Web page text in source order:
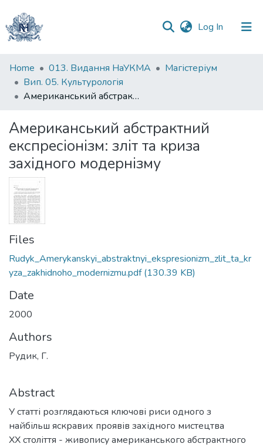
Log In (current)
Communities
&
Collections
Statistics
Home 013. Видання НаУКМА
Магістеріум
Вип. 05. Культурологія
Американський абстрактний експресіонізм: зліт та криза західного модернізму
Американський абстрактний
експресіонізм: зліт та криза
західного модернізму
Files
Rudyk_Amerykanskyi_abstraktnyi_ekspresionizm_zlit_ta_kr
yza_zakhidnoho_modernizmu.pdf(130.39 KB)
Date
2000
Authors
Рудик, Г.
Abstract
У статті розглядаються ключові риси одного з
найбільш яскравих проявів західного мистецтва
XX століття - живопису американського абстрактного